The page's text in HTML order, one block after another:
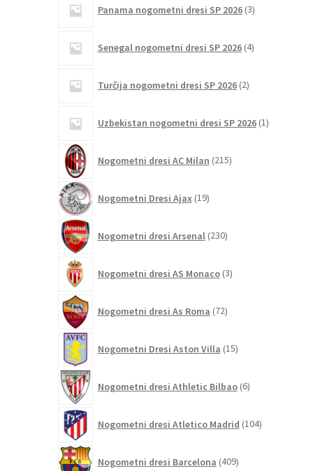
Panama nogometni dresi SP 2026 3izdelki
Senegal nogometni dresi SP 2026 4izdelki
Turčija nogometni dresi SP 2026 2izdelka
Uzbekistan nogometni dresi SP 2026 1izdelek
Nogometni dresi AC Milan 215izdelkov
Nogometni Dresi Ajax 19izdelkov
Nogometni dresi Arsenal 230izdelkov
Nogometni dresi AS Monaco 3izdelki
Nogometni dresi As Roma 72izdelkov
Nogometni Dresi Aston Villa 15izdelkov
Nogometni dresi Athletic Bilbao 6izdelkov
Nogometni dresi Atletico Madrid 104izdelki
Nogometni dresi Barcelona 409izdelkov